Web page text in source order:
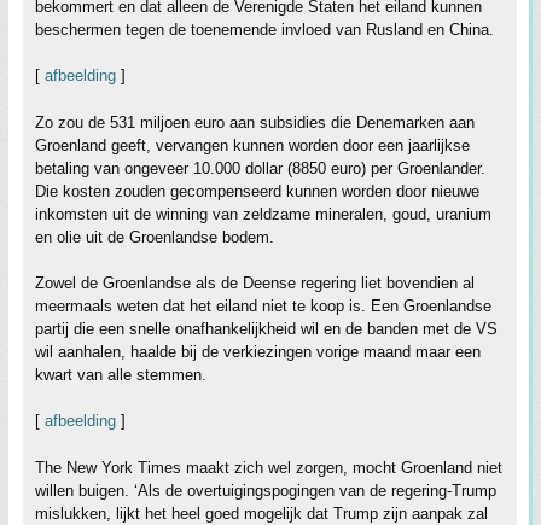
bekommert en dat alleen de Verenigde Staten het eiland kunnen
beschermen tegen de toenemende invloed van Rusland en China.
[ afbeelding ]
Zo zou de 531 miljoen euro aan subsidies die Denemarken aan
Groenland geeft, vervangen kunnen worden door een jaarlijkse
betaling van ongeveer 10.000 dollar (8850 euro) per Groenlander.
Die kosten zouden gecompenseerd kunnen worden door nieuwe
inkomsten uit de winning van zeldzame mineralen, goud, uranium
en olie uit de Groenlandse bodem.
Zowel de Groenlandse als de Deense regering liet bovendien al
meermaals weten dat het eiland niet te koop is. Een Groenlandse
partij die een snelle onafhankelijkheid wil en de banden met de VS
wil aanhalen, haalde bij de verkiezingen vorige maand maar een
kwart van alle stemmen.
[ afbeelding ]
The New York Times maakt zich wel zorgen, mocht Groenland niet
willen buigen. ‘Als de overtuigingspogingen van de regering-Trump
mislukken, lijkt het heel goed mogelijk dat Trump zijn aanpak zal